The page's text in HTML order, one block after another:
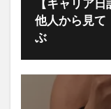
【キャリア
他人から見て
ぶ